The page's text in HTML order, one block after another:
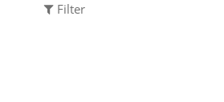
Filter